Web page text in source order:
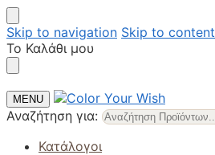
Skip to navigation Skip to content
Το Καλάθι μου
MENU
Αναζήτηση για:
Κατάλογοι